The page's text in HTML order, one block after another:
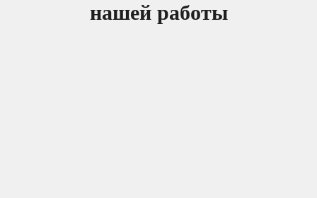
нашей работы